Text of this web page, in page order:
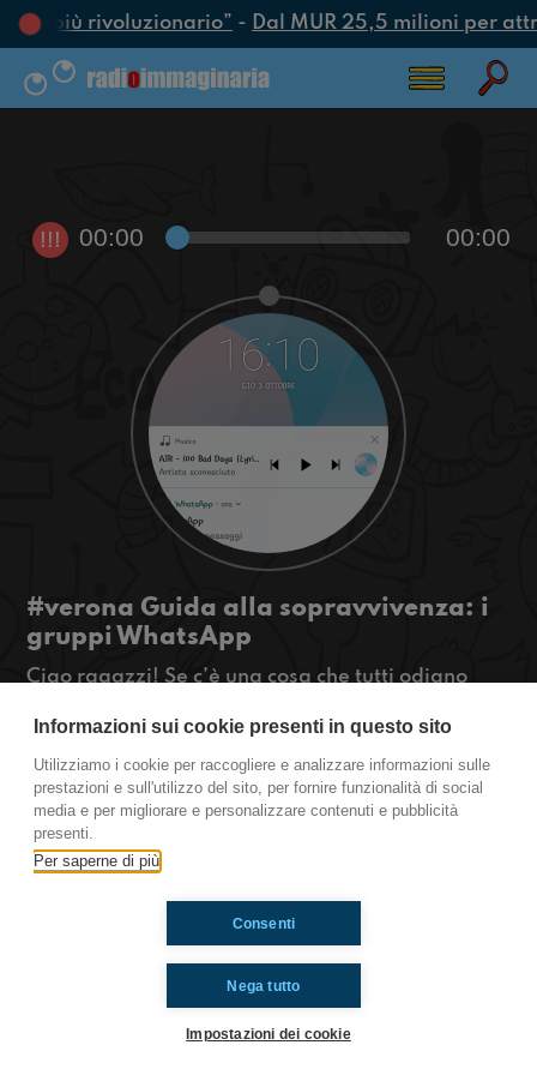
più rivoluzionario”- Dal MUR 25,5 milioni per
!!! 00:00 00:00
#verona Guida alla sopravvivenza: i
gruppi WhatsApp
Ciao ragazzi! Se c’è una cosa che tutti odiano
WhatsApp.. Come sopravvivere? Ascoltateciii!
#OkkinSu www.radioimmaginaria.it
Verona
Informazioni sui cookie presenti in questo sito
Utilizziamo i cookie per raccogliere e analizzare informazioni sulle
prestazioni e sull'utilizzo del sito, per fornire funzionalità di social
media e per migliorare e personalizzare contenuti e pubblicità
presenti.
Per saperne di più
Nega tutto
Consenti
Impostazioni dei cookie